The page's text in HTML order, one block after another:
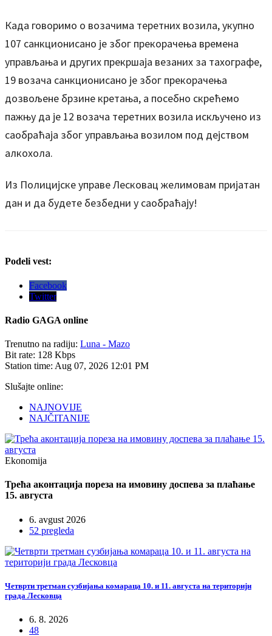
Када говоримо о возачима теретних возила, укупно
107 санкционисано је због прекорачења времена
управљања и других прекршаја везаних за тахографе,
19 возача санкционисано је због прекорачења
дозвољене брзине кретања, а посебно скрећемо
пажњу да је 12 возача теретних возила искључено из
саобраћаја због управљања возилом под дејством
алкохола.
Из Полицијске управе Лесковац желимовам пријатан
дан и да будете безбедни у саобраћају!
Podeli vest:
Facebook
Twitter
Radio GAGA online
Trenutno na radiju: Luna - Mazo
Bit rate: 128 Kbps
Station time: Aug 07, 2026 12:01 PM
Slušajte online:
NAJNOVIJE
NAJČITANIJE
Ekonomija
Трећа аконтација пореза на имовину доспева за плаћање
15. августа
6. avgust 2026
52 pregleda
Четврти третман сузбијања комараца 10. и 11. августа на територији
града Лесковца
6. 8. 2026
48